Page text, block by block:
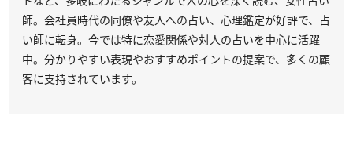
師。会社員時代の同僚や友人への占い、心理鑑定が好評で、占
い師に転身。今では特に恋愛関係や対人の占いを中心に活躍
中。分かりやすい表現やおすすめポイントの提案で、多くの顧
客に支持されています。